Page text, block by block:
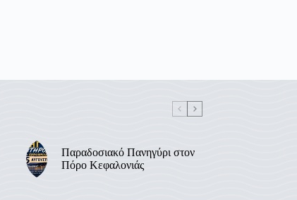
Παραδοσιακό Πανηγύρι στον
Πόρο Κεφαλονιάς